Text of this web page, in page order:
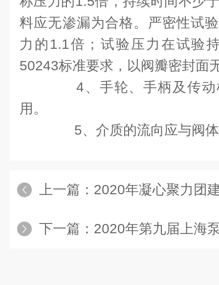
料应无渗漏为合格。严密性试
力的1.1倍；试验压力在试验
50243标准要求，以阀瓣密封面
4、手轮、手柄及传动
用。
5、介质的流向应与阀体
上一篇： 2020年凝心聚力团
下一篇： 2020年第九届上海